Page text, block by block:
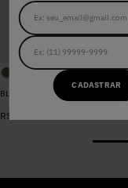
CADASTRAR
BLUSA SARJA LARA PEROLA
R$